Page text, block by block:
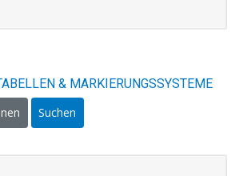
& MARKIERUNGSSYSTEME
Suchen